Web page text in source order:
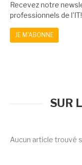
Recevez notre
professionnels de l'IT!
JE M'ABONNE
SUR
Aucun article trouvé